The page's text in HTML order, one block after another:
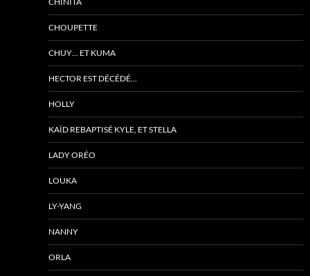
CHOUPETTE
CHUY… ET KUMA
HECTOR EST DÉCÉDÉ…
HOLLY
KAÏD REBAPTISÉ KYLE, ET STELLA
LADY ORÉO
LOUKA
LY-YANG
NANNY
ORLA